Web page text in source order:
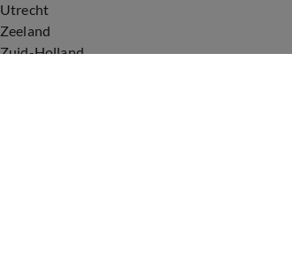
Utrecht
Zeeland
Zuid-Holland